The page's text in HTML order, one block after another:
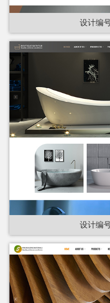
设计编
设计编